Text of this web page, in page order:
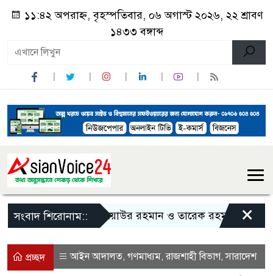
১১:৪২ অপরাহ্ন, বৃহস্পতিবার, ০৬ অগাস্ট ২০২৬, ২২ শ্রাবণ
১৪৩৩ বঙ্গাব্দ
সংবাদ শিরোনাম::জিয়াউর রহমান ও তারেক রহমানকে নিয়ে
×
প্রচ্ছদ আইন আদালত, গণমাধ্যম,রাজশাহী বিভাগ,সারাদেশ